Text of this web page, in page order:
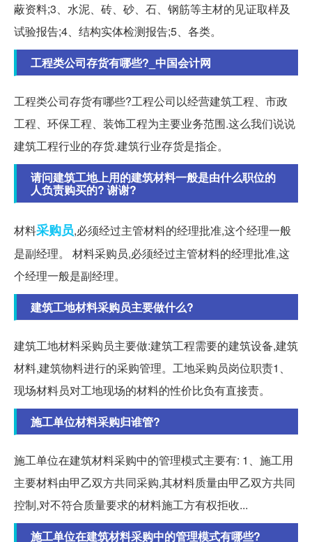
蔽资料;3、水泥、砖、砂、石、钢筋等主材的见证取样及
试验报告;4、结构实体检测报告;5、各类。
工程类公司存货有哪些?_中国会计网
工程类公司存货有哪些?工程公司以经营建筑工程、市政
工程、环保工程、装饰工程为主要业务范围.这么我们说说
建筑工程行业的存货.建筑行业存货是指企。
请问建筑工地上用的建筑材料一般是由什么职位的
人负责购买的? 谢谢?
材料采购员,必须经过主管材料的经理批准,这个经理一般
是副经理。 材料采购员,必须经过主管材料的经理批准,这
个经理一般是副经理。
建筑工地材料采购员主要做什么?
建筑工地材料采购员主要做:建筑工程需要的建筑设备,建筑
材料,建筑物料进行的采购管理。工地采购员岗位职责1、
现场材料员对工地现场的材料的性价比负有直接责。
施工单位材料采购归谁管?
施工单位在建筑材料采购中的管理模式主要有: 1、施工用
主要材料由甲乙双方共同采购,其材料质量由甲乙双方共同
控制,对不符合质量要求的材料施工方有权拒收...
施工单位在建筑材料采购中的管理模式有哪些?